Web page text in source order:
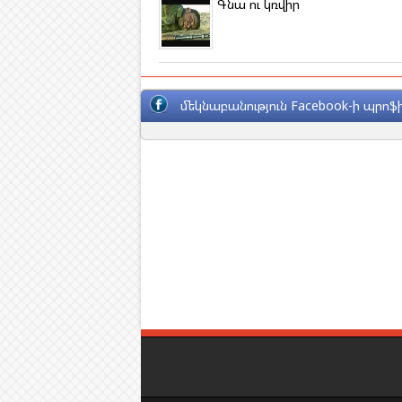
Գնա ու կռվիր
մեկնաբանություն Facebook-ի